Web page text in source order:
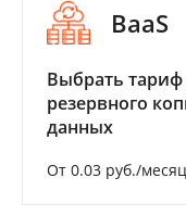
BaaS
Выбрать тариф
резервного
данных
От 0.03 руб./месяц